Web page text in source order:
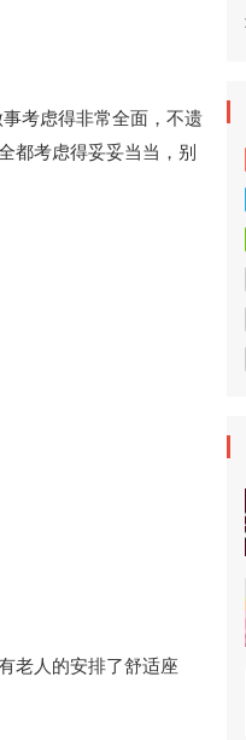
考虑得非常全面，不遗
都考虑得妥妥当当，别
老人的安排了舒适座